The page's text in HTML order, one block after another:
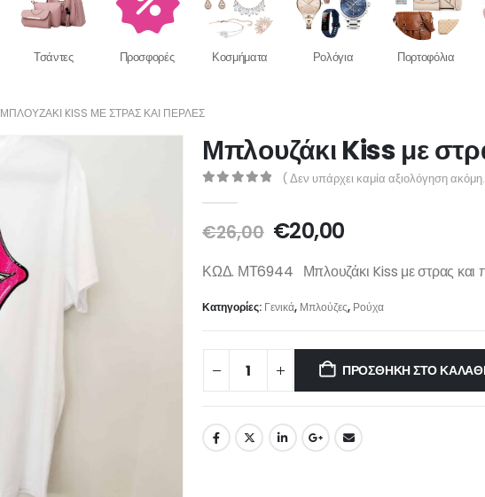
Τσάντες Προσφορές Κοσμήματα Ρολόγια Πορτοφόλια
ΜΠΛΟΥΖΆΚΙ KISS ΜΕ ΣΤΡΑΣ ΚΑΙ ΠΈΡΛΕΣ
Μπλουζάκι Kiss με
( Δεν υπάρχει καμία αξιολόγηση
€26,00 €20,00
ΚΩΔ. ΜΤ6944 Μπλουζάκι Kiss με στρας και
Κατηγορίες: Γενικά, Μπλούζες, Ρούχα
ΠΡΟΣΘΉΚΗ ΣΤΟ ΚΑΛΆΘΙ